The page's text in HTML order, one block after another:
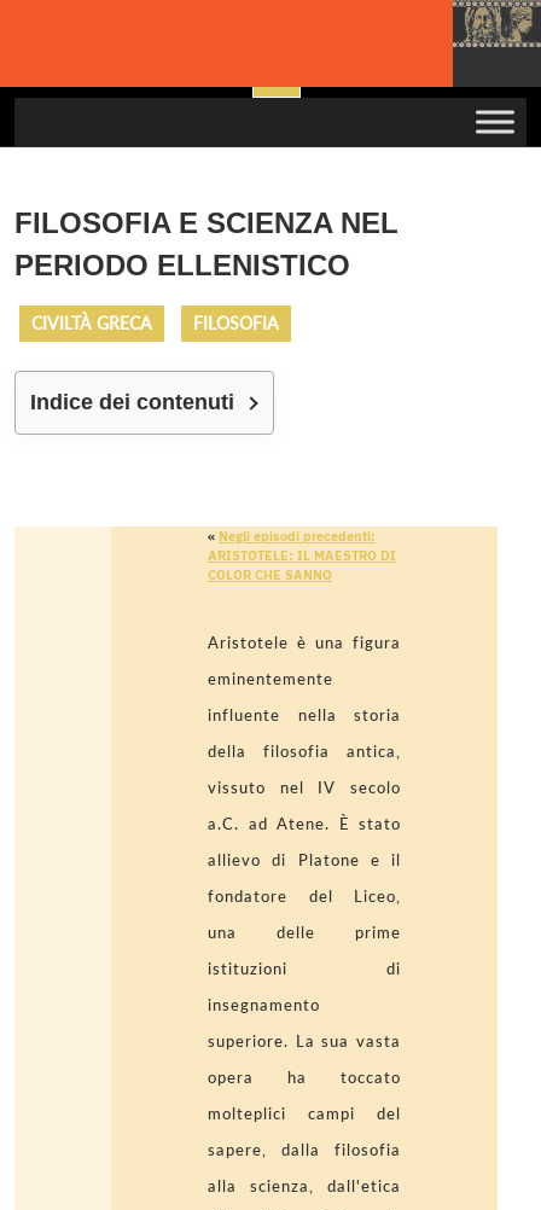
FILOSOFIA E SCIENZA NEL
PERIODO ELLENISTICO
CIVILTÀ GRECA FILOSOFIA
Indice dei contenuti
« Negli episodi precedenti:
ARISTOTELE: IL MAESTRO DI
COLOR CHE SANNO
Aristotele è una figura
eminentemente
influente nella storia
della filosofia antica,
vissuto nel IV secolo
a.C. ad Atene. È stato
allievo di Platone e il
fondatore del Liceo,
una delle prime
istituzioni di
insegnamento
superiore. La sua vasta
opera ha toccato
molteplici campi del
sapere, dalla filosofia
alla scienza, dall'etica